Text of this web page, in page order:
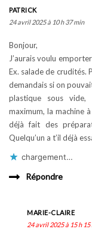
PATRICK
24 avril 2025 à 10 h 37 min
Bonjour,
J’aurais voulu
Ex. salade de crudités.
demandais si on
plastique sous vide,
maximum, la machine
déjà fait des
Quelqu’un a t’il déjà
chargement…
Répondre
MARIE-CLAIRE
24 avril 2025 à 15 h 15